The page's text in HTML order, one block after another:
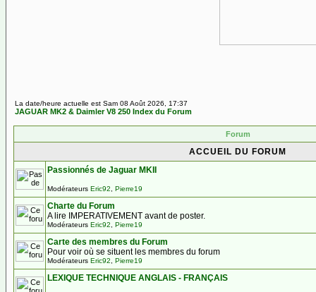
La date/heure actuelle est Sam 08 Août 2026, 17:37
JAGUAR MK2 & Daimler V8 250 Index du Forum
Forum
ACCUEIL DU FORUM
Passionnés de Jaguar MKII
Modérateurs Eric92 Pierre19
Charte du Forum
A lire IMPERATIVEMENT avant de poster.
Modérateurs Eric92 Pierre19
Carte des membres du Forum
Pour voir où se situent les membres du forum
Modérateurs Eric92 Pierre19
LEXIQUE TECHNIQUE ANGLAIS - FRANÇAIS